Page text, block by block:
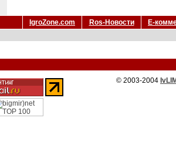
IgroZone.com Ros-Новости
Е-
© 2003-2004